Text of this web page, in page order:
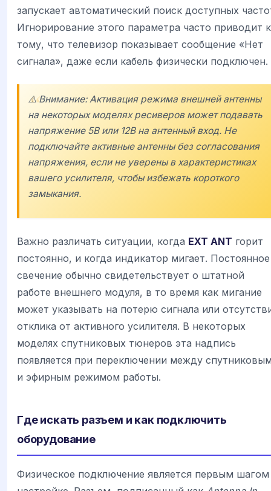
запускает автоматический поиск доступных
Игнорирование этого параметра часто приводит к
тому, что телевизор показывает сообщение «Нет
сигнала», даже если кабель физически подключен.
⚠️ Внимание: Активация режима внешней антенны
на некоторых моделях ресиверов может подавать
напряжение 5В или 12В на антенный вход. Не
подключайте активные антенны без согласования
напряжения, если не уверены в характеристиках
вашего усилителя, чтобы избежать короткого
замыкания.
Важно различать ситуации, когда EXT ANT горит
постоянно, и когда индикатор мигает. Постоянное
свечение обычно свидетельствует о штатной
работе внешнего модуля, в то время как мигание
может указывать на потерю сигнала или
отклика от активного усилителя. В некоторых
моделях спутниковых тюнеров эта надпись
появляется при переключении между
и эфирным режимом работы.
Где искать разъем и как подключить
оборудование
Физическое подключение является первым